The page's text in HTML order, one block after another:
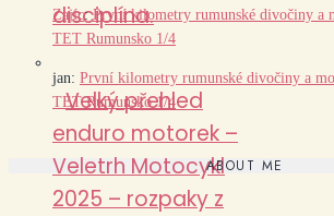
disciplína.
Velký přehled
enduro motorek –
Veletrh Motocykl
2025 – rozpaky z
Zajíc:První kilometry rumunské divočiny a
TET Rumunsko 1/4
jan: První kilometry rumunské divočiny a
TET Rumunsko 1/4
ABOUT ME